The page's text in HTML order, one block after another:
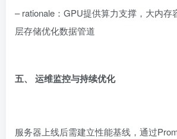
– rationale：GPU提供算力支撑，大内存
层存储优化数据管道
五、 运维监控与持续优化
服务器上线后需建立性能基线，通过